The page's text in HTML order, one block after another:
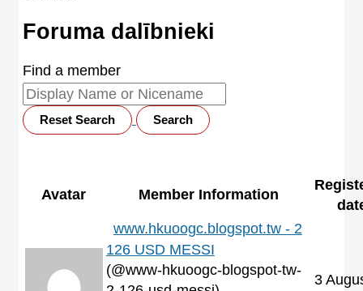
Foruma dalībnieki
Find a member
Avatar Member Information
www.hkuoogc.blogspot.tw - 2
126 USD MESSI
(@www-hkuoogc-blogspot-tw-
3